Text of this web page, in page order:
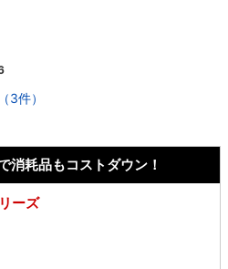
3件）
消耗品もコストダウン！
ーズ